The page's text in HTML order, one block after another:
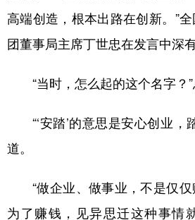
高端创造，根本出路在创新。”
团董事局主席丁世忠在发言中深
“当时，怎么起的这个名字？”
“‘安踏’的意思是安心创业，
道。
“做企业、做事业，不是仅仅
为了赚钱，见异思迁这种事情